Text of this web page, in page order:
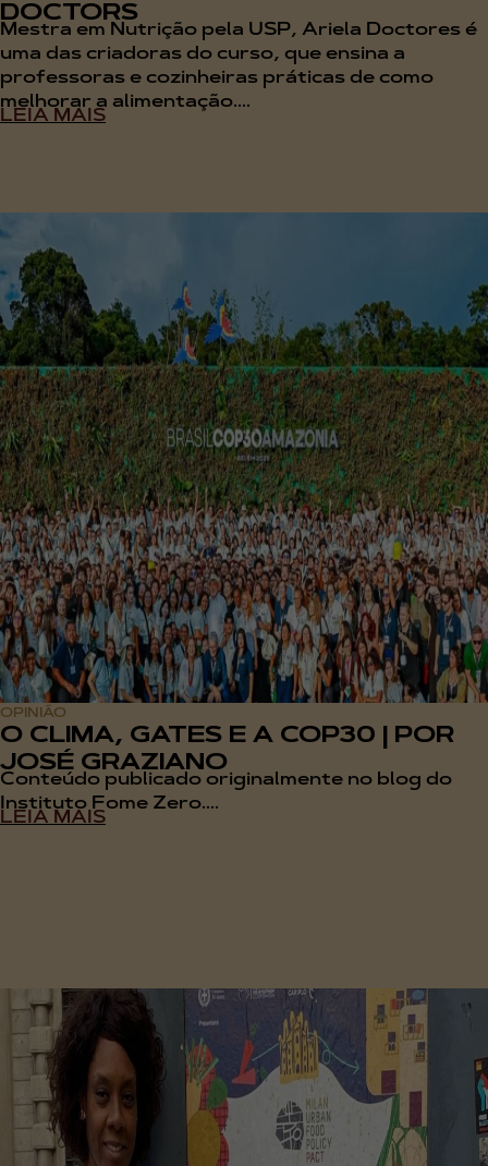
DOCTORS
Mestra em Nutrição pela USP, Ariela Doctores é
uma das criadoras do curso, que ensina a
professoras e cozinheiras práticas de como
melhorar a alimentação....
LEIA MAIS
OPINIÃO
O CLIMA, GATES E A COP30 | POR
JOSÉ GRAZIANO
Conteúdo publicado originalmente no blog do
Instituto Fome Zero....
LEIA MAIS